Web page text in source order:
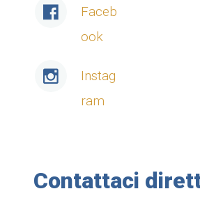
Faceb
ook
Instag
ram
Contattaci